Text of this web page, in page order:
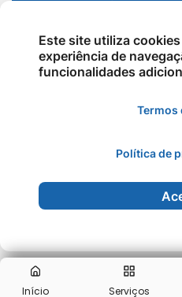
Início Serviços
Expediente
Opiniões
Todos os Direitos
Este site utiliza
experiência de
funcionalidades
Termos
Política de